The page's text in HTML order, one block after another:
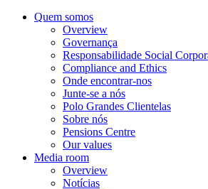
Quem somos
Overview
Governança
Responsabilidade Social
Compliance and Ethics
Onde encontrar-nos
Junte-se a nós
Polo Grandes Clientelas
Sobre nós
Pensions Centre
Our values
Media room
Overview
Notícias